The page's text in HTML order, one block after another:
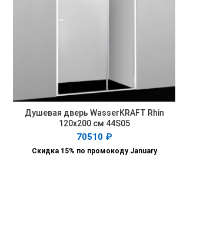
В КОРЗИНУ
Душевая дверь WasserKRAFT Rhin
120х200 см 44S05
70510 ₽
Скидка 15% по промокоду January